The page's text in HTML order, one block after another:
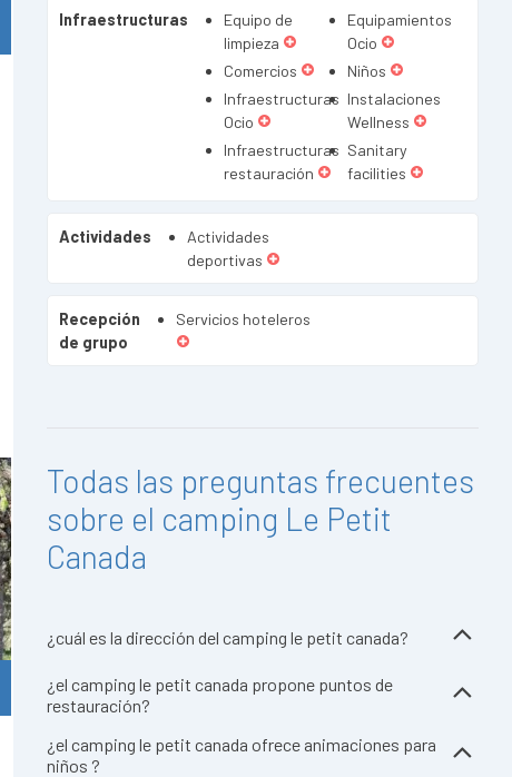
Infraestructuras
Equipo de
limpieza
Equipamientos
Ocio
Comercios
Niños
Infraestructuras
Ocio
Instalaciones
Wellness
Infraestructuras
restauración
Sanitary
facilities
Actividades
Actividades
deportivas
Recepción
de grupo
Servicios hoteleros
Todas las preguntas frecuentes
sobre el camping Le Petit
Canada
¿cuál es la dirección del camping le petit canada?
¿el camping le petit canada propone puntos de
restauración?
¿el camping le petit canada ofrece animaciones para
niños ?